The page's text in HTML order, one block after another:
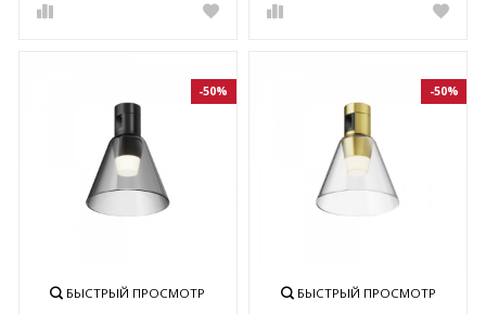
-50%
БЫСТРЫЙ ПРОСМОТР
-50%
БЫСТРЫЙ ПРОСМОТР